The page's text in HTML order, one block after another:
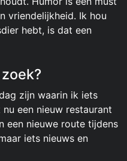
vriendelijkheid. Ik hou
hebt, is dat een
zijn waarin ik iets
een nieuw restaurant
een nieuwe route tijdens
iets nieuws en